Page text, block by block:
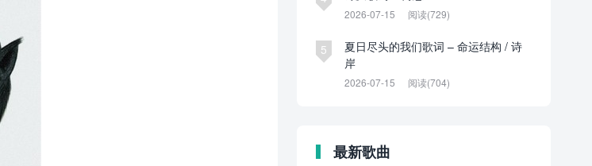
2026-07-15 阅读(729)
5
夏日尽头的我们歌词 – 命运结构 / 诗
岸
2026-07-15 阅读(704)
最新歌曲